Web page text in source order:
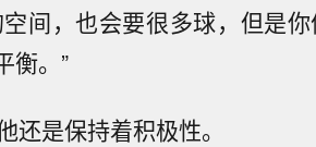
间，也会要很多球，但是你
衡。”
是保持着积极性。